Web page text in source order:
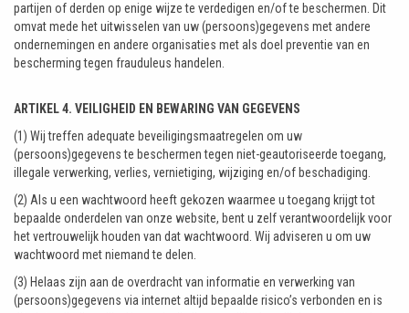
partijen of derden op enige wijze te verdedigen en/of te beschermen. Dit
omvat mede het uitwisselen van uw (persoons)gegevens met andere
ondernemingen en andere organisaties met als doel preventie van en
bescherming tegen frauduleus handelen.
ARTIKEL 4. VEILIGHEID EN BEWARING VAN GEGEVENS
(1) Wij treffen adequate beveiligingsmaatregelen om uw
(persoons)gegevens te beschermen tegen niet-geautoriseerde toegang,
illegale verwerking, verlies, vernietiging, wijziging en/of beschadiging.
(2) Als u een wachtwoord heeft gekozen waarmee u toegang krijgt tot
bepaalde onderdelen van onze website, bent u zelf verantwoordelijk voor
het vertrouwelijk houden van dat wachtwoord. Wij adviseren u om uw
wachtwoord met niemand te delen.
(3) Helaas zijn aan de overdracht van informatie en verwerking van
(persoons)gegevens via internet altijd bepaalde risico’s verbonden en is